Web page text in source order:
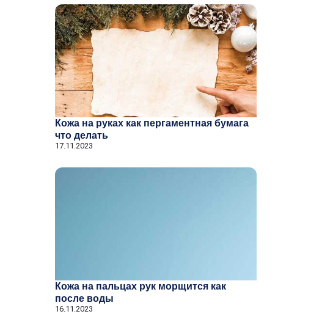
Кожа на руках как пергаментная бумага
что делать
17.11.2023
Кожа на пальцах рук морщится как
после воды
16.11.2023